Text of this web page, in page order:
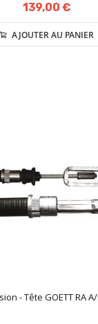
139,00 €
AJOUTER AU PANIER
- Tête GOETT RA